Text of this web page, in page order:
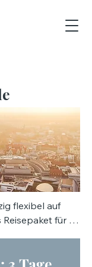
flexibel auf
Reisepaket für 3
aktiven